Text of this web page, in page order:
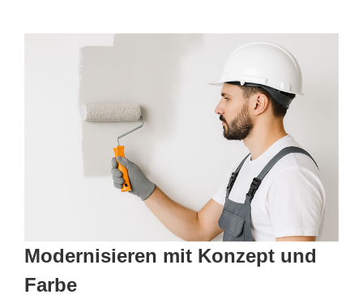
Modernisieren mit Konzept und
Farbe